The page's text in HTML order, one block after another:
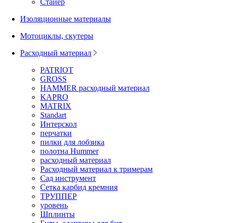
Изоляционные материалы
Мотоциклы, скутеры
Расходный материал
PATRIOT
GROSS
HAMMER расходный материал
KAPRO
MATRIX
Standart
Интерскол
перчатки
пилки для лобзика
полотна Hummer
расходный материал
Расходный материал к тримерам
Сад инструмент
Сетка карбид кремния
ТРУППЕР
уровень
Шплинты